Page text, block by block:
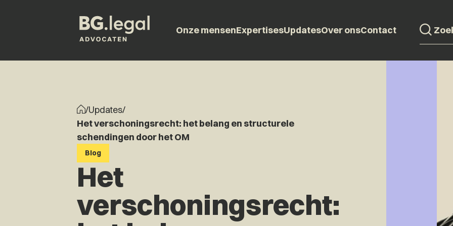
Onze mensenExpertisesUpdatesOver onsContact
/Updates/
Het verschoningsrecht: het belang en structurele
schendingen door het OM
Blog
Het
verschoningsrecht: